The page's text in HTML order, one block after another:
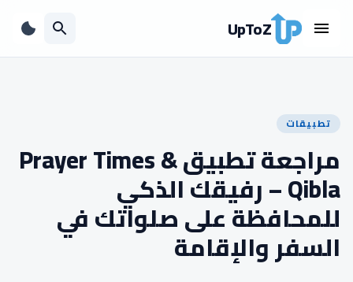
UpToZ
تطبيقات
مراجعة تطبيق Prayer Times &
Qibla – رفيقك الذكي
للمحافظة على صلواتك في
السفر والإقامة